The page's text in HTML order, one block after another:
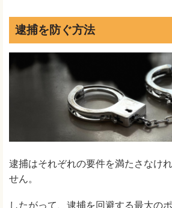
逮捕を防ぐ方法
逮捕はそれぞれの要件を満たさなけ
せん。
したがって、逮捕を回避する最大の